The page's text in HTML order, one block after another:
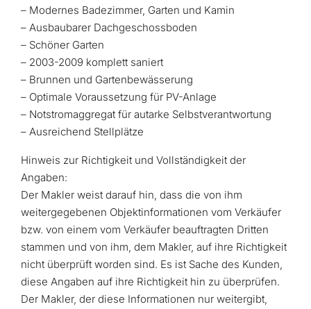
– Modernes Badezimmer, Garten und Kamin
– Ausbaubarer Dachgeschossboden
– Schöner Garten
– 2003-2009 komplett saniert
– Brunnen und Gartenbewässerung
– Optimale Voraussetzung für PV-Anlage
– Notstromaggregat für autarke Selbstverantwortung
– Ausreichend Stellplätze
Hinweis zur Richtigkeit und Vollständigkeit der
Angaben:
Der Makler weist darauf hin, dass die von ihm
weitergegebenen Objektinformationen vom Verkäufer
bzw. von einem vom Verkäufer beauftragten Dritten
stammen und von ihm, dem Makler, auf ihre Richtigkeit
nicht überprüft worden sind. Es ist Sache des Kunden,
diese Angaben auf ihre Richtigkeit hin zu überprüfen.
Der Makler, der diese Informationen nur weitergibt,